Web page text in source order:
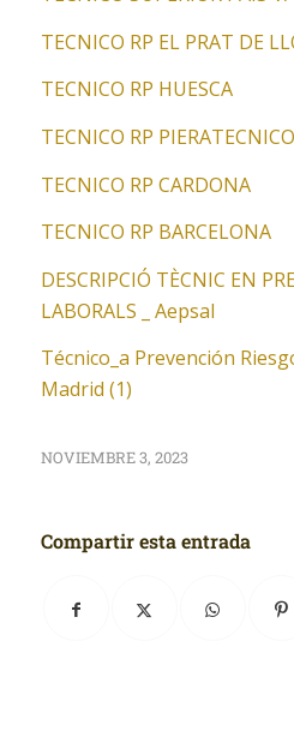
TECNICO RP EL PRAT DE
TECNICO RP HUESCA
TECNICO RP PIERA
TECNICO RP CARDONA
TECNICO RP BARCELONA
DESCRIPCIÓ TÈCNIC EN
LABORALS _ Aepsal
Técnico_a Prevención
Madrid (1)
NOVIEMBRE 3, 2023
Compartir esta entrada